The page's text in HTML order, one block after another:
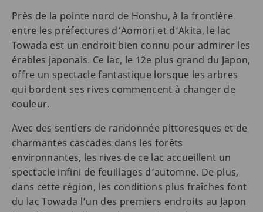
Près de la pointe nord de Honshu, à la frontière
entre les préfectures d’Aomori et d’Akita, le lac
Towada est un endroit bien connu pour admirer les
érables japonais. Ce lac, le 12e plus grand du Japon,
offre un spectacle fantastique lorsque les arbres
qui bordent ses rives commencent à changer de
couleur.
Avec des sentiers de randonnée pittoresques et de
charmantes cascades dans les forêts
environnantes, les rives de ce lac accueillent un
spectacle infini de feuillages d’automne. De plus,
dans cette région, les conditions plus fraîches font
du lac Towada l’un des premiers endroits au Japon